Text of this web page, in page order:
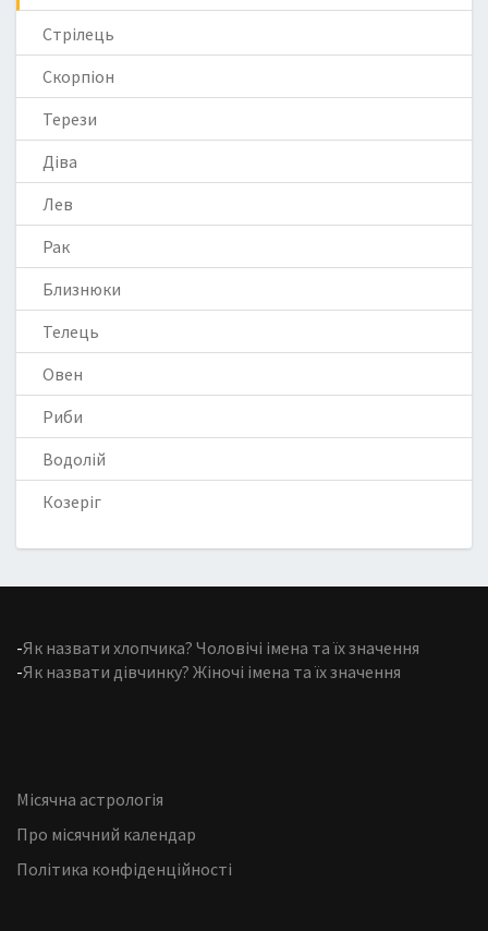
Стрілець
Скорпіон
Терези
Діва
Лев
Рак
Близнюки
Телець
Овен
Риби
Водолій
Козеріг
-Як назвати хлопчика? Чоловічі імена та їх значення
-Як назвати дівчинку? Жіночі імена та їх значення
Місячна астрологія
Про місячний календар
Політика конфіденційності